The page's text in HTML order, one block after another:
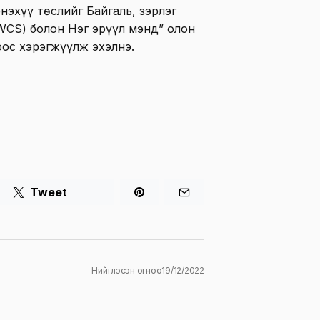
төслийг Байгаль, зэрлэг
болон Нэг эрүүл мэнд” олон
хэрэгжүүлж эхэлнэ.
Tweet
Нийтлэсэн огноо19/12/2022